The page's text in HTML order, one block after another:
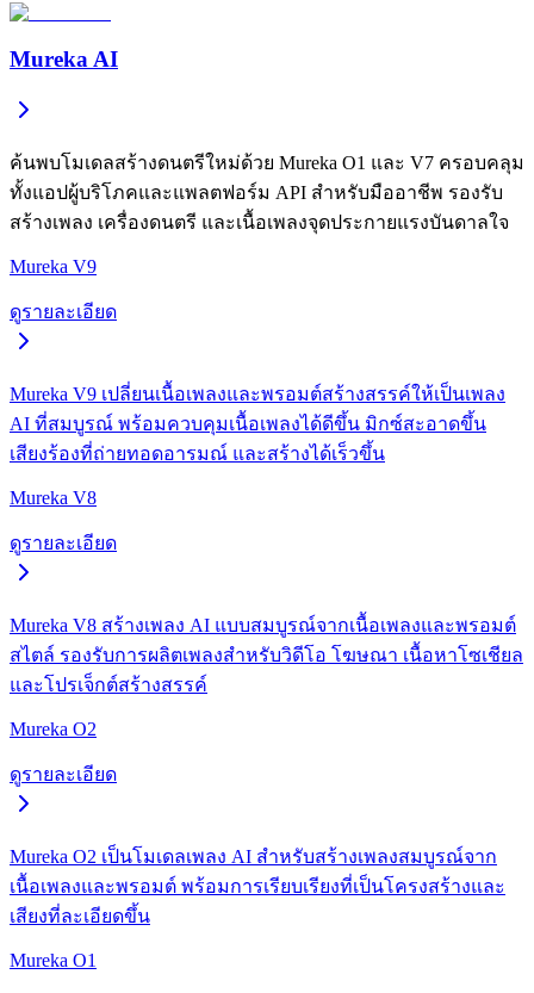
Mureka AI
ค้นพบโมเดลสร้างดนตรีใหม่ด้วย Mureka O1 และ V7 ครอบคลุม
ทั้งแอปผู้บริโภคและแพลตฟอร์ม API สำหรับมืออาชีพ รองรับ
สร้างเพลง เครื่องดนตรี และเนื้อเพลงจุดประกายแรงบันดาลใจ
Mureka V9
ดูรายละเอียด
Mureka V9 เปลี่ยนเนื้อเพลงและพรอมต์สร้างสรรค์ให้เป็นเพลง
AI ที่สมบูรณ์ พร้อมควบคุมเนื้อเพลงได้ดีขึ้น มิกซ์สะอาดขึ้น
เสียงร้องที่ถ่ายทอดอารมณ์ และสร้างได้เร็วขึ้น
Mureka V8
ดูรายละเอียด
Mureka V8 สร้างเพลง AI แบบสมบูรณ์จากเนื้อเพลงและพรอมต์
สไตล์ รองรับการผลิตเพลงสำหรับวิดีโอ โฆษณา เนื้อหาโซเชียล
และโปรเจ็กต์สร้างสรรค์
Mureka O2
ดูรายละเอียด
Mureka O2 เป็นโมเดลเพลง AI สำหรับสร้างเพลงสมบูรณ์จาก
เนื้อเพลงและพรอมต์ พร้อมการเรียบเรียงที่เป็นโครงสร้างและ
เสียงที่ละเอียดขึ้น
Mureka O1